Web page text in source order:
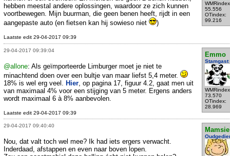
55.556
OTindex:
99.216
hebben meestal andere oplossingen, waardoor ze zich kunnen
voortbewegen. Mijn buurman, die geen benen heeft, rijdt in een
aangepaste auto (en fietsen kan hij sowieso niet
)
Laatste edit 29-04-2017 09:39
29-04-2017 09:39:04
Emmo
Stamgast
73.570
OTindex:
28.969
@allone: Als geïmporteerde Limburger moet je niet te
minachtend doen over een bultje van maar liefst 5,4 meter.
18% is wel erg veel. Hier , op pagina 17, figuur 4.2, gaat men uit
van maximaal 4% voor een stijging van 5 meter. Ergens anders
wordt maximaal 6 à 8% aanbevolen.
Laatste edit 29-04-2017 09:39
29-04-2017 09:40:40
Mamsie
Nou, dat valt toch wel mee? Ik had iets ergers verwacht.
Inderdaad, afstappen en even naar boven lopen.